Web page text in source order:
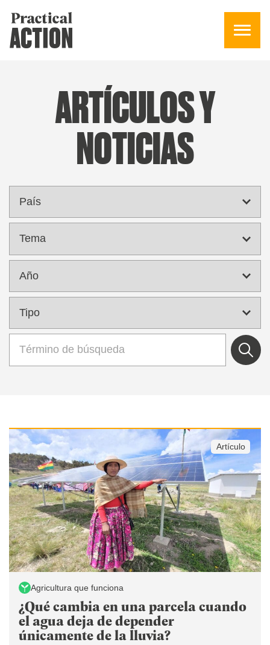
ARTÍCULOS Y
NOTICIAS
Artículo
Agricultura que funciona
¿Qué cambia en una parcela cuando
el agua deja de depender
únicamente de la lluvia?